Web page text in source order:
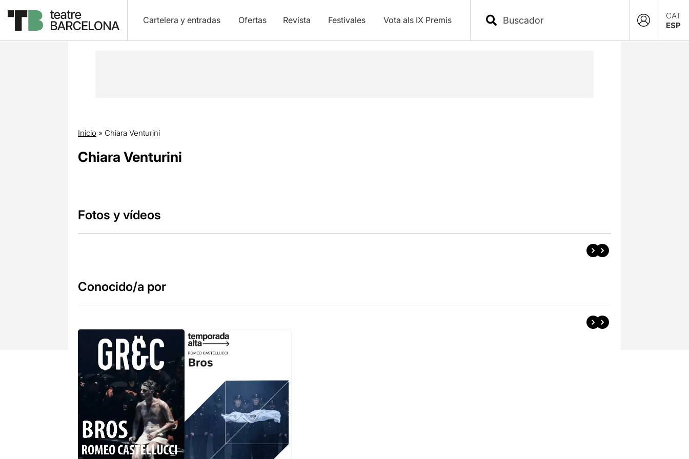
Cartelera y entradas Ofertas Revista Festivales Vota als IX Premis
CAT
ESP
Inicio » Chiara Venturini
Chiara Venturini
Fotos y vídeos
Conocido/a por